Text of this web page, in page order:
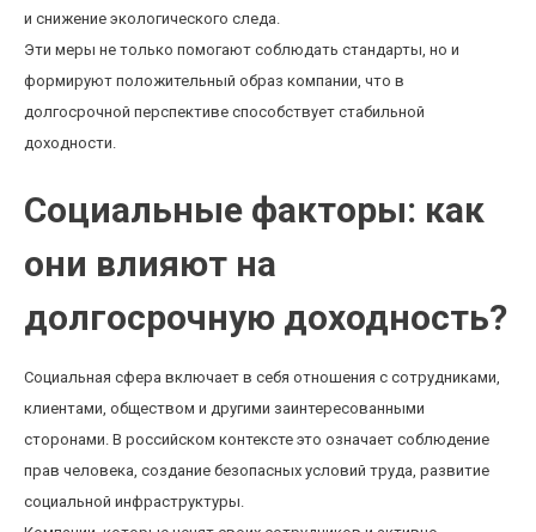
и снижение экологического следа.
Эти меры не только помогают соблюдать стандарты, но и
формируют положительный образ компании, что в
долгосрочной перспективе способствует стабильной
доходности.
Социальные факторы: как
они влияют на
долгосрочную доходность?
Социальная сфера включает в себя отношения с сотрудниками,
клиентами, обществом и другими заинтересованными
сторонами. В российском контексте это означает соблюдение
прав человека, создание безопасных условий труда, развитие
социальной инфраструктуры.